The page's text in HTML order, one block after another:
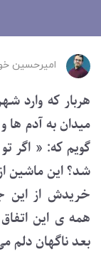
امیرحسین
هربار که وارد
میدان به آدم
گویم که: « اگر
شد؟ این ماشین
خریدش از این
همه ی این
بعد ناگهان دلم